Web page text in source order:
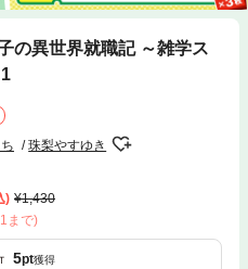
の異世界就職記 ～雑学ス
珠梨やすゆき
)
1,430
まで)
5pt獲得